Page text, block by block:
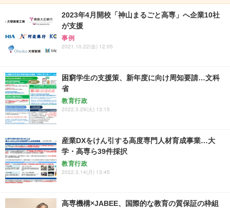
2023年4月開校「神山まるごと高専」へ企業10社
が支援
事例
2021.10.22(金) 12:05
困窮学生の支援策、新年度に向け周知要請…文科
省
教育行政
2022.3.29(火) 13:15
産業DXをけん引する高度専門人材育成事業…大
学・高専ら39件採択
教育行政
2022.3.14(月) 13:45
高専機構×JABEE、国際的な教育の質保証の枠組